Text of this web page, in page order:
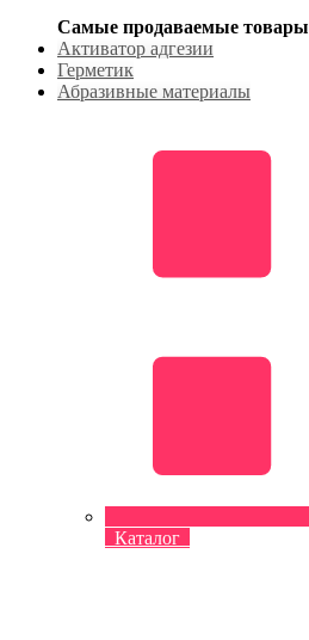
Самые продаваемые товары
Активатор адгезии
Герметик
Абразивные материалы
Каталог